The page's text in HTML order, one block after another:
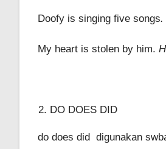
Doofy is singing five songs.
My heart is stolen by him.
DO DOES DID
do does did digunakan